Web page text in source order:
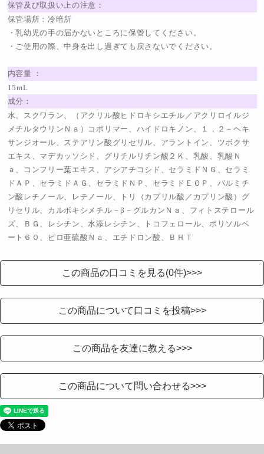
保管及び取扱い上の注意：
保管場所：冷暗所
・乳幼児の手の届かないところに保管してください。
・ご使用の際、中身を出し過ぎても戻さないでください。
内容量 ：
15mL
成分：
水、スクワラン、（アクリル酸ヒドロキシエチル／アクリロイルジ
メチルタウリンＮａ）コポリマー、ハイドロキノン、１，２－ヘキ
サンジオール、ステアリン酸グリセリル、アラントイン、ツボクサ
エキス、マデカッソシド、グリチルリチン酸２Ｋ、乳酸、乳酸Ｎ
ａ、コンフリー葉エキス、アシアチコシド、セラミドＮＧ、セラミ
ドＡＰ、セラミドＡＧ、セラミドＮＰ、セラミドＥＯＰ、パルミチ
ン酸レチノール、レチノール、トリ（カプリル酸／カプリン酸）グ
リセリル、カルボキシメチル－β－グルカンＮａ、フィトステロール
ズ、ＢＧ、レシチン、水添レシチン、トコフェロール、ポリソルベ
ート６０、ピロ亜硫酸Ｎａ、エチドロン酸、ＢＨＴ
この商品の口コミを見る(0件)>>>
この商品について口コミを投稿>>>
この商品を友達に教える>>>
この商品について問い合わせる>>>